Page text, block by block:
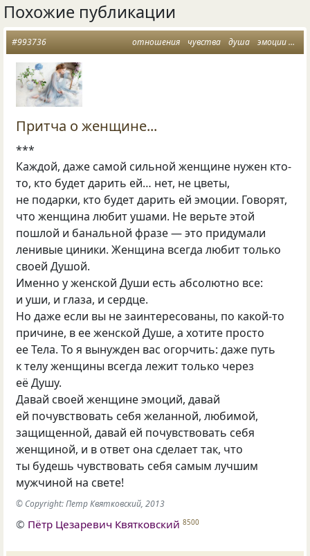
Похожие публикации
отношения чувства душа эмоции
#993736
Притча о женщине...
***
Каждой, даже самой сильной женщине нужен кто-
то, кто будет дарить ей… нет, не цветы,
не подарки, кто будет дарить ей эмоции. Говорят,
что женщина любит ушами. Не верьте этой
пошлой и банальной фразе — это придумали
ленивые циники. Женщина всегда любит только
своей Душой.
Именно у женской Души есть абсолютно все:
и уши, и глаза, и сердце.
Но даже если вы не заинтересованы, по какой-то
причине, в ее женской Душе, а хотите просто
ее Тела. То я вынужден вас огорчить: даже путь
к телу женщины всегда лежит только через
её Душу.
Давай своей женщине эмоций, давай
ей почувствовать себя желанной, любимой,
защищенной, давай ей почувствовать себя
женщиной, и в ответ она сделает так, что
ты будешь чувствовать себя самым лучшим
мужчиной на свете!
© Copyright: Петр Квятковский, 2013
© Пётр Цезаревич Квятковский 8500